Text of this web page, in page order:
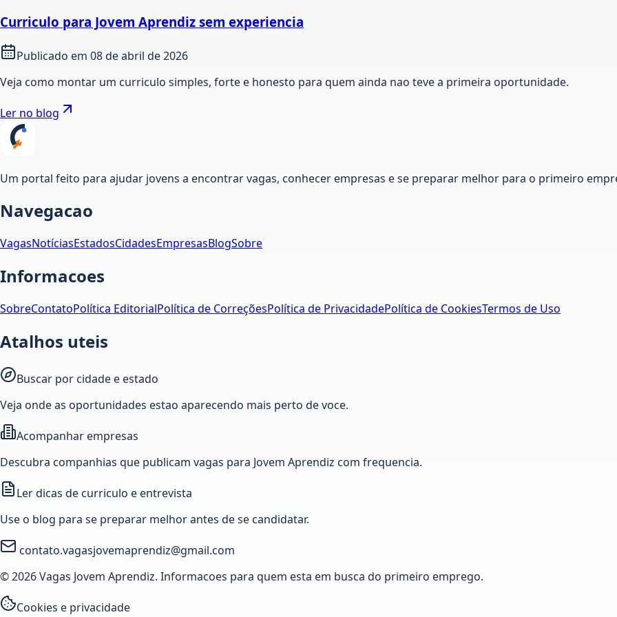
Curriculo para Jovem Aprendiz sem experiencia
Publicado em 08 de abril de 2026
Veja como montar um curriculo simples, forte e honesto para quem ainda nao teve a primeira oportunidade.
Ler no blog
Um portal feito para ajudar jovens a encontrar vagas, conhecer empresas e se preparar melhor para o primeiro
Navegacao
VagasNotíciasEstadosCidadesEmpresasBlogSobre
Informacoes
SobreContatoPolítica EditorialPolítica de CorreçõesPolítica de PrivacidadePolítica de CookiesTermos de Uso
Atalhos uteis
Buscar por cidade e estado
Veja onde as oportunidades estao aparecendo mais perto de voce.
Acompanhar empresas
Descubra companhias que publicam vagas para Jovem Aprendiz com frequencia.
Ler dicas de curriculo e entrevista
Use o blog para se preparar melhor antes de se candidatar.
contato.vagasjovemaprendiz@gmail.com
© 2026 Vagas Jovem Aprendiz. Informacoes para quem esta em busca do primeiro emprego.
Cookies e privacidade